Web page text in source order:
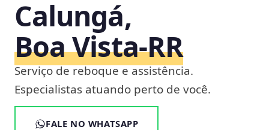
Calungá,
Boa Vista‑RR
Serviço de reboque e assistência.
Especialistas atuando perto de você.
FALE NO WHATSAPP